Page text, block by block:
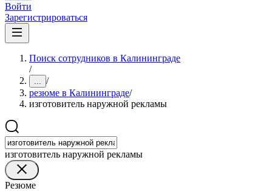
Войти
Зарегистрироваться
Поиск сотрудников в Калининграде
/
... /
резюме в Калининграде/
изготовитель наружной рекламы
изготовитель наружной рекламы
Резюме